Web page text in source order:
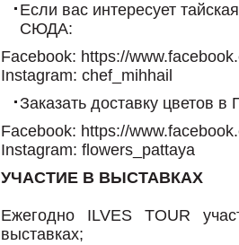
Если вас интересует
СЮДА:
Facebook: https://
Instagram: chef_mihhail
Заказать доставку цветов в
Facebook: https://
Instagram: flowers_pattaya
УЧАСТИЕ В ВЫСТАВКАХ
Ежегодно ILVES TOUR
выставках;